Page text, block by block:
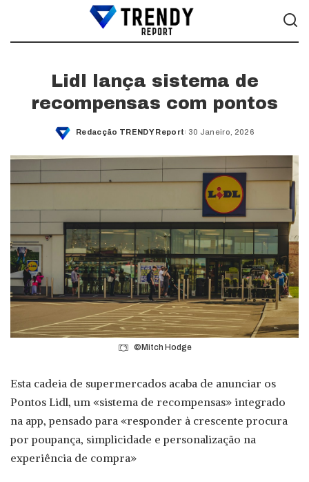
Lidl lança sistema de
recompensas com pontos
Posted
Redacção TRENDY Report 30 Janeiro, 2026
©Mitch Hodge
Esta cadeia de supermercados acaba de anunciar os
Pontos Lidl, um «sistema de recompensas» integrado
na app, pensado para «responder à crescente procura
por poupança, simplicidade e personalização na
experiência de compra»